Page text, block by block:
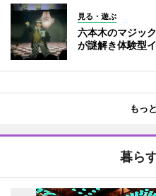
見る・遊ぶ
六本木のマジッ
が謎解き体験型
もっ
暮ら